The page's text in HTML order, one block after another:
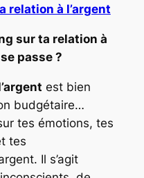
relation à l’argent
sur ta relation à
passe ?
est bien
budgétaire…
tes émotions, tes
tes
Il s’agit